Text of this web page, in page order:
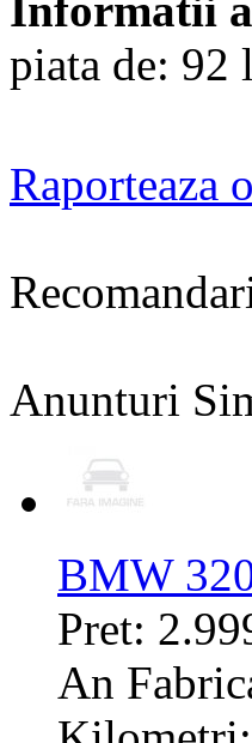
Informatii
piata de:
Raporteaza
Anunturi
BMW
Pret:
An